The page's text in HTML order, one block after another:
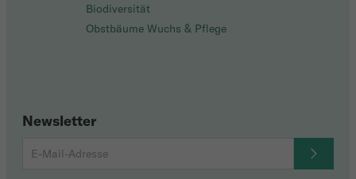
Biodiversität
Obstbäume Wuchs & Pflege
Newsletter